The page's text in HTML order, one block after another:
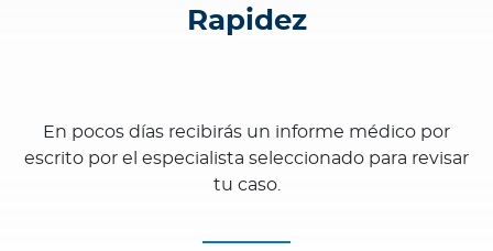
Rapidez
En pocos días recibirás un informe médico por
escrito por el especialista seleccionado para revisar
tu caso.